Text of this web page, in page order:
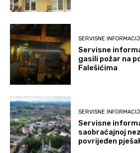
SERVISNE
Servisne
gasili požar na
Falešićima
SERVISNE
Servisne
saobraćajnoj
povrijeđen